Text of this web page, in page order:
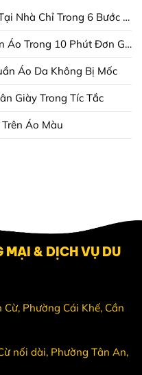
Chỉ Trong 6 Bước Đơn Giản
10 Phút Đơn Giản Tại Nhà
Áo Da Không Bị Mốc
Giày Trong Tíc Tắc
Áo Màu
MẠI & DỊCH VỤ DU
Phường Cái Khế, Cần
nối dài, Phường Tân An,